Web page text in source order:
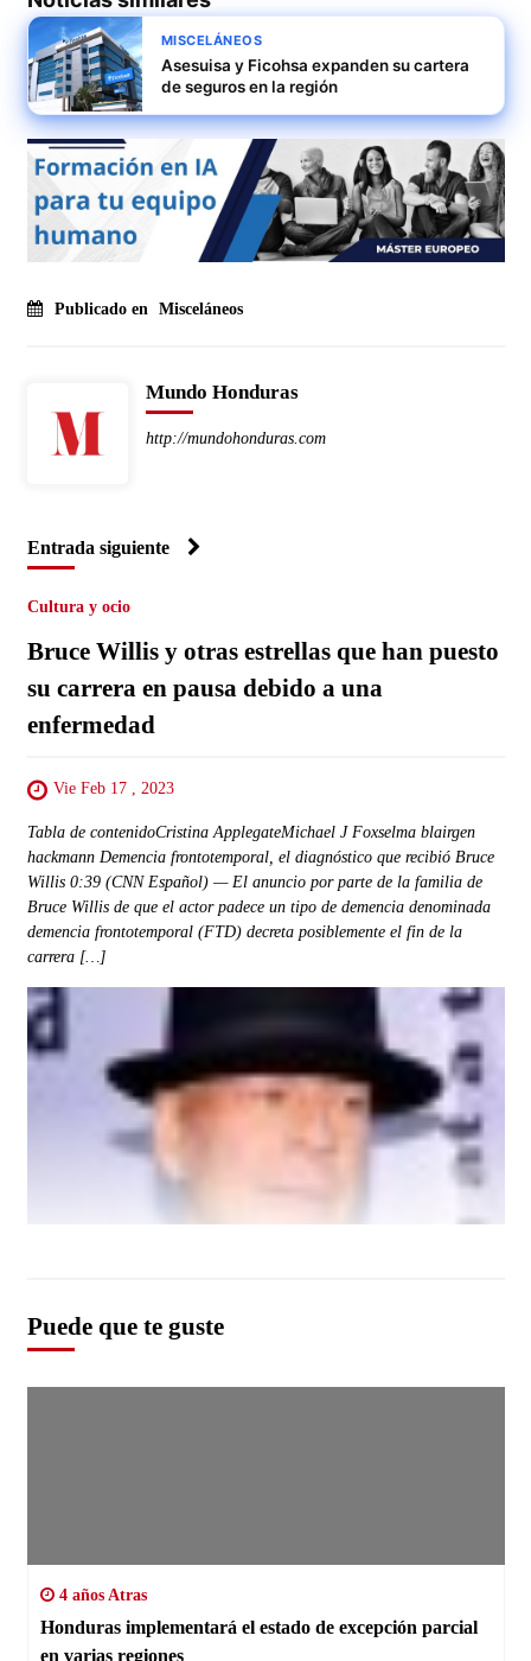
MISCELÁNEOS
Asesuisa y Ficohsa expanden su cartera
de seguros en la región
Publicado en Misceláneos
Mundo Honduras
http://mundohonduras.com
Entrada siguiente
Cultura y ocio
Bruce Willis y otras estrellas que han puesto
su carrera en pausa debido a una
enfermedad
Vie Feb 17 , 2023
Tabla de contenidoCristina ApplegateMichael J Foxselma blairgen
hackmann Demencia frontotemporal, el diagnóstico que recibió Bruce
Willis 0:39 (CNN Español) — El anuncio por parte de la familia de
Bruce Willis de que el actor padece un tipo de demencia denominada
demencia frontotemporal (FTD) decreta posiblemente el fin de la
carrera […]
Puede que te guste
4 años Atras
Honduras implementará el estado de excepción parcial
en varias regiones